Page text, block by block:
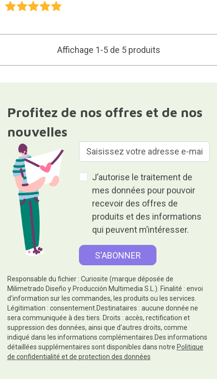
Affichage 1-5 de 5 produits
Profitez de nos offres et de nos
nouvelles
J’autorise le traitement de
mes données pour pouvoir
recevoir des offres de
produits et des informations
qui peuvent m’intéresser.
Responsable du fichier : Curiosite (marque déposée de
Milimetrado Diseño y Producción Multimedia S.L.). Finalité : envoi
d'information sur les commandes, les produits ou les services.
Légitimation : consentement.Destinataires : aucune donnée ne
sera communiquée à des tiers. Droits : accès, rectification et
suppression des données, ainsi que d'autres droits, comme
indiqué dans les informations complémentaires.Des informations
détaillées supplémentaires sont disponibles dans notre Politique
de confidentialité et de protection des données